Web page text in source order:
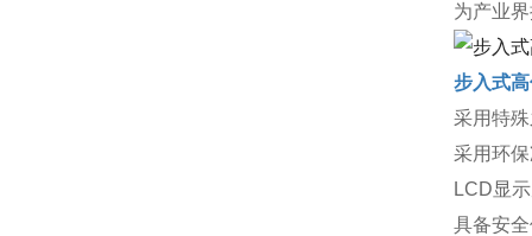
为产业
步入式
采用特
采用环
LCD显
具备安